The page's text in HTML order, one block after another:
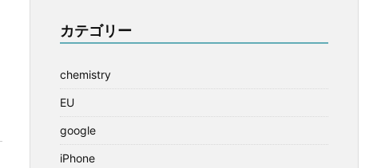
カテゴリー
chemistry
EU
google
iPhone